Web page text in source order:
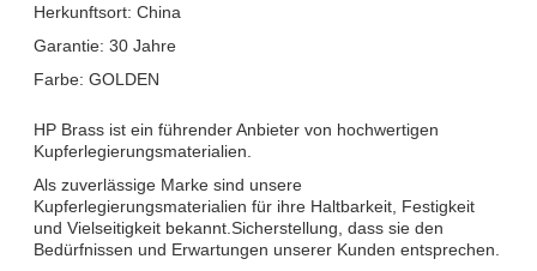
Herkunftsort: China
Garantie: 30 Jahre
Farbe: GOLDEN
HP Brass ist ein führender Anbieter von hochwertigen
Kupferlegierungsmaterialien.
Als zuverlässige Marke sind unsere
Kupferlegierungsmaterialien für ihre Haltbarkeit, Festigkeit
und Vielseitigkeit bekannt.Sicherstellung, dass sie den
Bedürfnissen und Erwartungen unserer Kunden entsprechen.